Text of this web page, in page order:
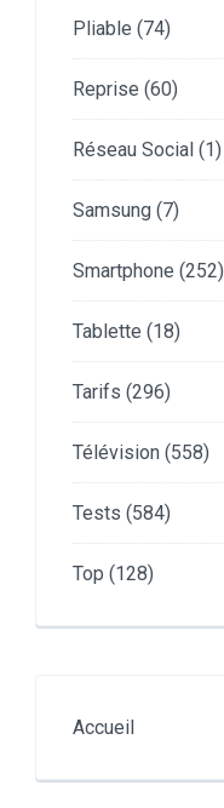
Pliable (74)
Reprise (60)
Réseau Social (1)
Samsung (7)
Smartphone (252)
Tablette (18)
Tarifs (296)
Télévision (558)
Tests (584)
Top (128)
Accueil